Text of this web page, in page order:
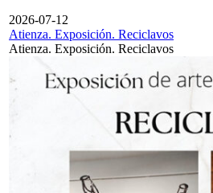
2026-07-12
Atienza. Exposición. Reciclavos
Atienza. Exposición. Reciclavos